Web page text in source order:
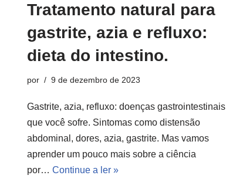
Tratamento natural para
gastrite, azia e refluxo:
dieta do intestino.
por 9 de dezembro de 2023
Gastrite, azia, refluxo: doenças gastrointestinais
que você sofre. Sintomas como distensão
abdominal, dores, azia, gastrite. Mas vamos
aprender um pouco mais sobre a ciência
por… Continue a ler »